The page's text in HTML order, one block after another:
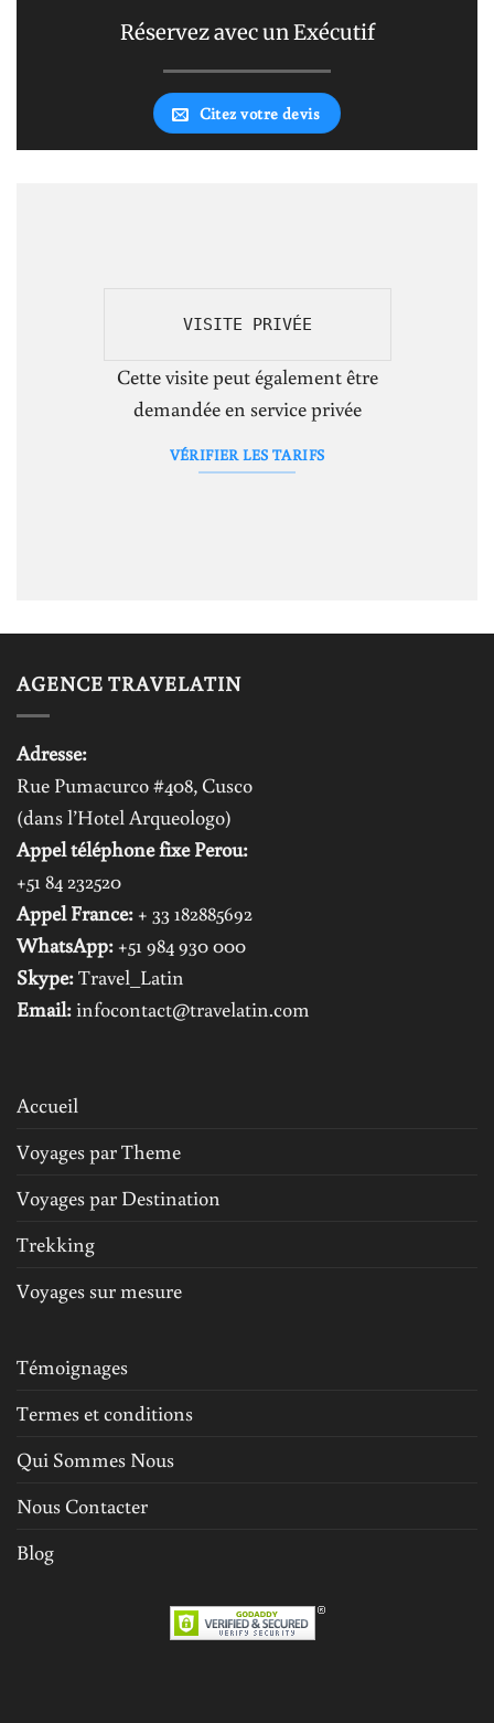
Réservez avec un Exécutif
Citez votre devis
VISITE PRIVÉE
Cette visite peut également être
demandée en service privée
VÉRIFIER LES TARIFS
AGENCE TRAVELATIN
Adresse:
Rue Pumacurco #408, Cusco
(dans l’Hotel Arqueologo)
Appel téléphone fixe Perou:
+51 84 232520
Appel France: + 33 182885692
WhatsApp: +51 984 930 000
Skype:Travel_Latin
Email:infocontact@travelatin.com
Accueil
Voyages par Theme
Voyages par Destination
Trekking
Voyages sur mesure
Témoignages
Termes et conditions
Qui Sommes Nous
Nous Contacter
Blog